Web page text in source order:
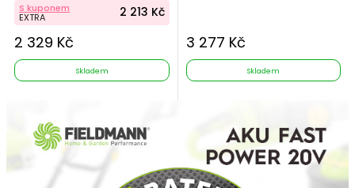
S kuponem
EXTRA 2 213 Kč
2 329 Kč
Skladem
3 277 Kč
Skladem